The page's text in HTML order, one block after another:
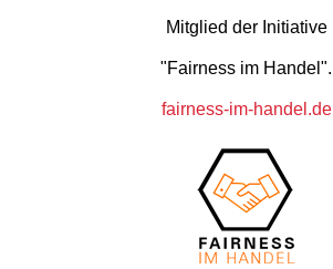
Mitglied der Initiative
"Fairness im Handel".
fairness-im-handel.de